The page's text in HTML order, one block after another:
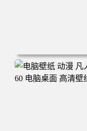
电脑壁纸 动漫角色
年回忆 荷塘荷叶 蜡